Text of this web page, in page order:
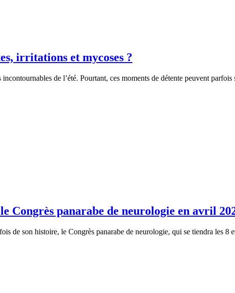
irritations et mycoses ?
de l’été. Pourtant, ces moments de détente peuvent
Congrès panarabe de neurologie en avril
de son histoire, le Congrès panarabe de neurologie, qui se tiendra les 8